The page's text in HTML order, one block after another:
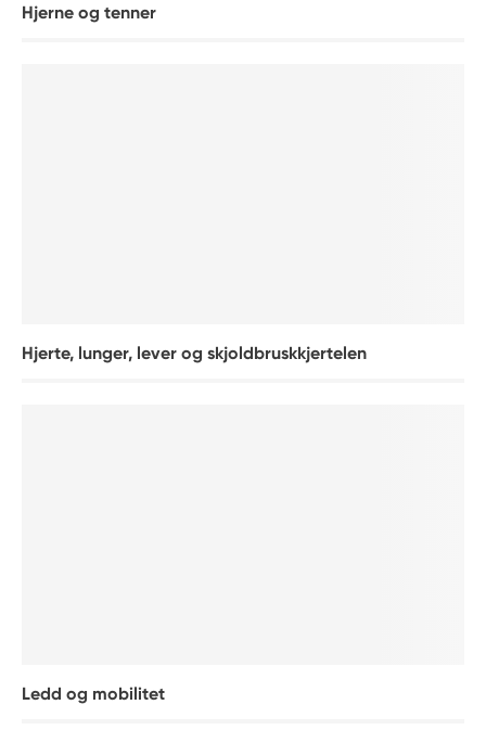
Hjerne og tenner
Hjerte, lunger, lever og skjoldbruskkjertelen
Ledd og mobilitet